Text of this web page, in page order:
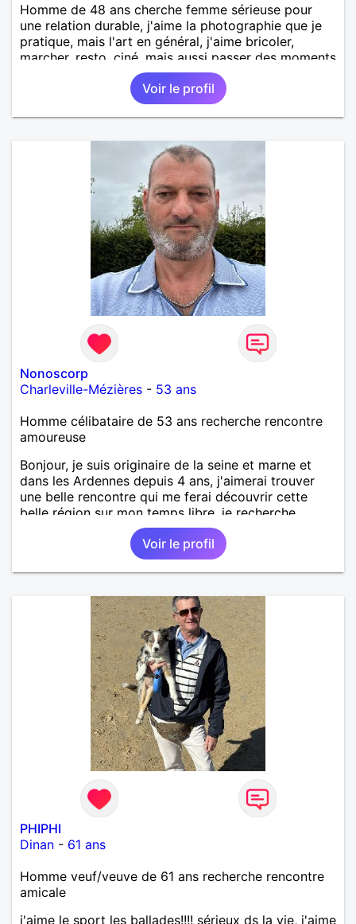
Homme de 48 ans cherche femme sérieuse pour
une relation durable, j'aime la photographie que je
pratique, mais l'art en général, j'aime bricoler,
marcher, resto, ciné, mais aussi passer des moments
calme devant un bon film ou une série avec un
plateau repas. le reste est à découvrir.
Voir le profil
Nonoscorp
Charleville-Mézières - 53 ans
Homme célibataire de 53 ans recherche rencontre
amoureuse
Bonjour, je suis originaire de la seine et marne et
dans les Ardennes depuis 4 ans, j'aimerai trouver
une belle rencontre qui me ferai découvrir cette
belle région sur mon temps libre, je recherche
quelqu'un de simple et sincère, une bonne
complicité et de la bonne humeur me ravirait.. alors
si l'envie de me découvrir vous en dit, je vous dis à
bientôt.
Voir le profil
PHIPHI
Dinan - 61 ans
Homme veuf/veuve de 61 ans recherche rencontre
amicale
j'aime le sport les ballades!!!! sérieux ds la vie, j'aime